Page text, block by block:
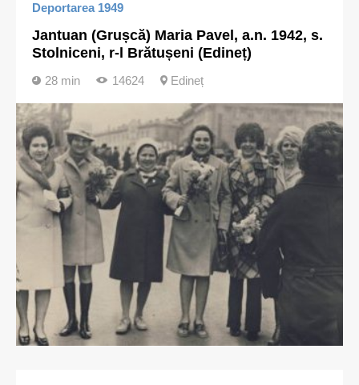
Deportarea 1949
Jantuan (Grușcă) Maria Pavel, a.n. 1942, s.
Stolniceni, r-l Brătușeni (Edineț)
28 min 14624 Edineț